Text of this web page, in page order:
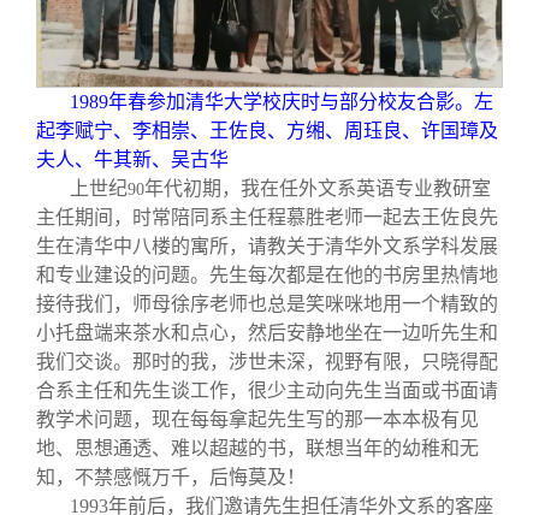
1989年春参加清华大学校庆时与部分校友合影。左
起李赋宁、李相崇、王佐良、方缃、周珏良、许国璋及
夫人、牛其新、吴古华
上世纪90年代初期，我在任外文系英语专业教研室
主任期间，时常陪同系主任程慕胜老师一起去王佐良先
生在清华中八楼的寓所，请教关于清华外文系学科发展
和专业建设的问题。先生每次都是在他的书房里热情地
接待我们，师母徐序老师也总是笑咪咪地用一个精致的
小托盘端来茶水和点心，然后安静地坐在一边听先生和
我们交谈。那时的我，涉世未深，视野有限，只晓得配
合系主任和先生谈工作，很少主动向先生当面或书面请
教学术问题，现在每每拿起先生写的那一本本极有见
地、思想通透、难以超越的书，联想当年的幼稚和无
知，不禁感慨万千，后悔莫及！
1993年前后，我们邀请先生担任清华外文系的客座